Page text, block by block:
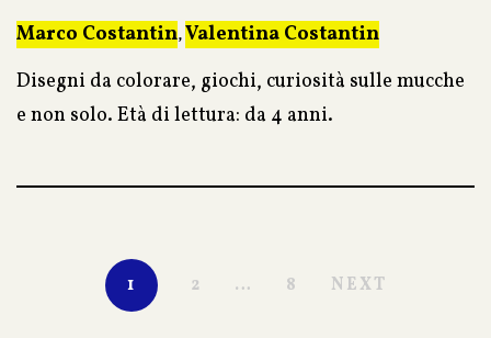
Marco Costantin,Valentina Costantin
Disegni da colorare, giochi, curiosità sulle mucche
e non solo. Età di lettura: da 4 anni.
1 2 … 8 NEXT